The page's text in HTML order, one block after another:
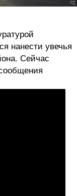
нанести увечья
Сейчас